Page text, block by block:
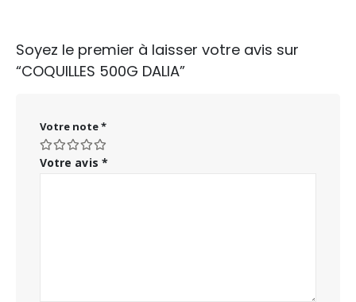
Soyez le premier à laisser votre avis sur
“COQUILLES 500G DALIA”
Votre note*
Votre avis *